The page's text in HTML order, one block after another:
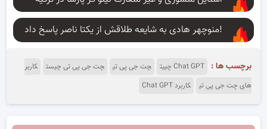
منوچهر هادی به شایعه طلاقش از یکتا ناصر پاسخ داد!
برچسب ها : Chat GPT چییت چت جی پی تی چت جی پی تی چیست
کاربر
های چت جی پی تی
کاربرد Chat GPT